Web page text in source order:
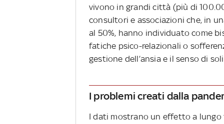
vivono in grandi città (più di
consultori e associazioni che, in
al 50%, hanno individuato come
fatiche psico-relazionali o
gestione dell’ansia e il senso di
I problemi creati dalla
I dati mostrano un effetto a lungo